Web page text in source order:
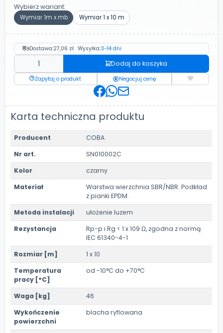
Wybierz wariant:
Wymiar 1m x mb Wymiar 1 x 10 m
Dostawa:27,06 zł Wysyłka:3-14 dni
Dodaj do koszyka
Zapytaj o produkt Negocjuj cenę
Karta techniczna produktu
Producent
COBA
Nr art.
SN010002C
Kolor
czarny
Materiał
Warstwa wierzchnia SBR/NBR. Podkład
z pianki EPDM.
Metoda instalacji
ułożenie luzem
Rezystancja
Rp-p i Rg < 1 x 109 Ω, zgodna z normą
IEC 61340-4-1
Rozmiar [m]
1 x 10
Temperatura
pracy [°C]
od -10°C do +70°C
Waga [kg]
46
Wykończenie
powierzchni
blacha ryflowana